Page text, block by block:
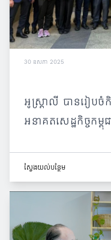
30 ឧសភា 2025
អូស្ត្រាលី បានរៀបចំកិ
អនាគតសេដ្ឋកិច្ចកម្ពុជ
ស្វែង​យល់​បន្ថែម